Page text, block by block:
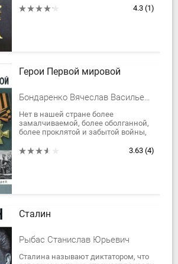
сериала «Темная Башня», имеющего
4.3 (1)
Герои Первой мировой
Бондаренко Вячеслав Васильевич
Нет в нашей стране более
замалчиваемой, более оболганной,
более проклятой и забытой войны,
Горька судьба ее героев. В силу3.63 (4)
Сталин
Рыбас Станислав Юрьевич
Сталина называют диктатором, что